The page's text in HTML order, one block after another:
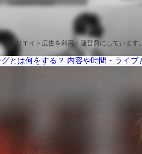
ィリエイト広告を利用・運営費にしています。